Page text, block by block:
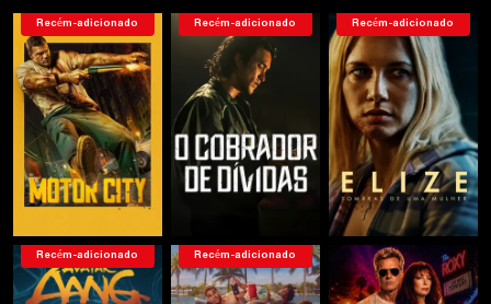
Recém-adicionado Recém-adicionado Recém-adicionado
Recém-adicionado Recém-adicionado